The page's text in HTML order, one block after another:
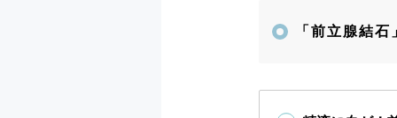
「前立腺結